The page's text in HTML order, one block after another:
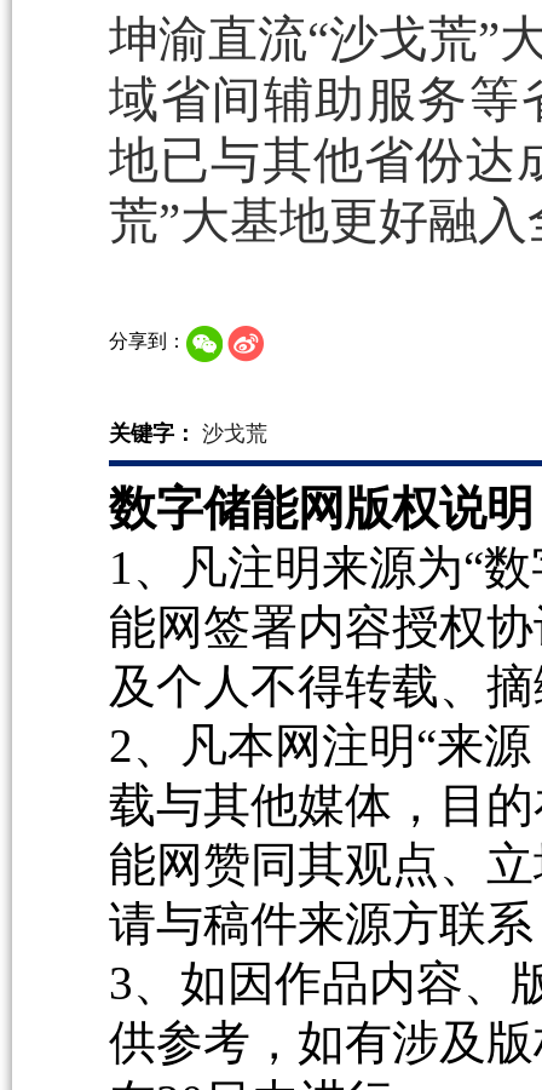
坤渝直流“沙戈荒”
域省间辅助服务等
地已与其他省份达
荒”大基地更好融
分享到：
关键字： 沙戈荒
数字储能网版权说
1、凡注明来源为“
能网签署内容授权
及个人不得转载、
2、凡本网注明“来
载与其他媒体，目
能网赞同其观点、
请与稿件来源方联
3、如因作品内容、
供参考，如有涉及